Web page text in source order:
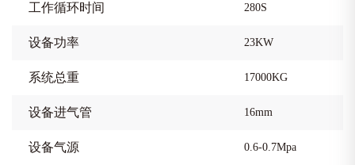
工作循环时间 280S
设备功率 23KW
系统总重 17000KG
设备进气管 16mm
设备气源 0.6-0.7Mpa